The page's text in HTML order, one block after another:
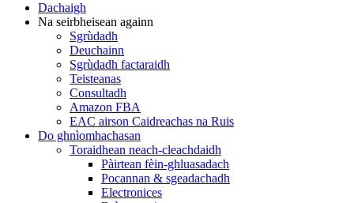
Dachaigh
Na seirbheisean againn
Sgrùdadh
Deuchainn
Sgrùdadh factaraidh
Teisteanas
Consultadh
Amazon FBA
EAC airson Caidreachas na Ruis
Do ghnìomhachasan
Toraidhean neach-cleachdaidh
Pàirtean fèin-ghluasadach
Pocannan & sgeadachadh
Electronices